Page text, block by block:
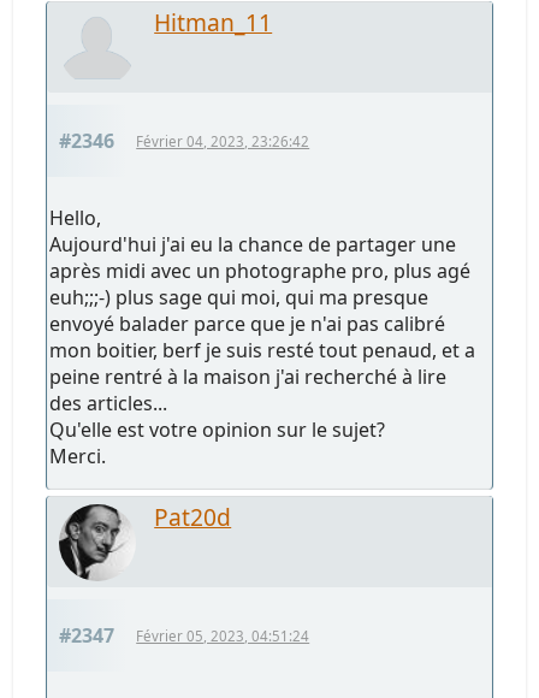
Hitman_11
#2346 Février 04, 2023, 23:26:42
Hello,
Aujourd'hui j'ai eu la chance de partager une
après midi avec un photographe pro, plus agé
euh;;;-) plus sage qui moi, qui ma presque
envoyé balader parce que je n'ai pas calibré
mon boitier, berf je suis resté tout penaud, et a
peine rentré à la maison j'ai recherché à lire
des articles...
Qu'elle est votre opinion sur le sujet?
Merci.
Pat20d
#2347 Février 05, 2023, 04:51:24